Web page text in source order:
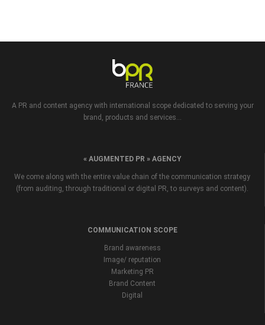
A PR and content agency with international scope dedicated to serving your
brand, products and services...
« AUGMENTED PR » AGENCY
We come along with the entire value chain of the communication strategy
(from auditing, through traditional or digital PR, to surveys and content).
COMMUNICATION SCOPE
Brand awareness
Image/ reputation
Marketing PR
Brand Content
Digital